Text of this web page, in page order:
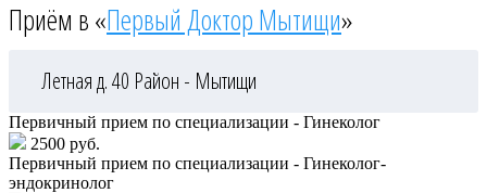
Приём в «Первый Доктор Мытищи»
Летная д. 40 Район - Мытищи
Первичный прием по специализации - Гинеколог
2500 руб.
Первичный прием по специализации - Гинеколог-
эндокринолог